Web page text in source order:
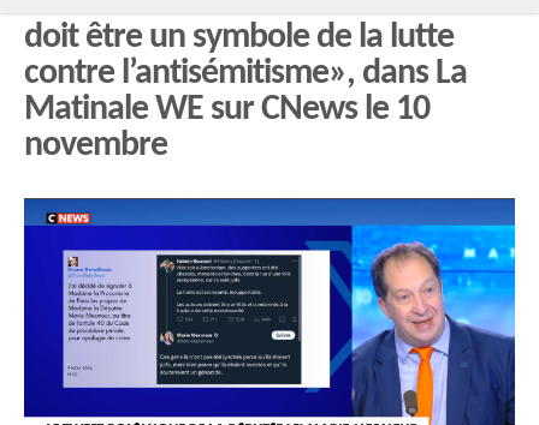
doit être un symbole de la lutte
contre l’antisémitisme», dans La
Matinale WE sur CNews le 10
novembre